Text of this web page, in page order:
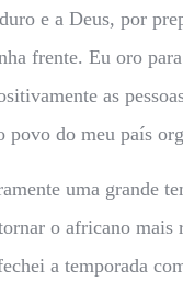
e a Deus, por
frente. Eu oro
as
povo do meu país
uma grande
o africano mais
a temporada